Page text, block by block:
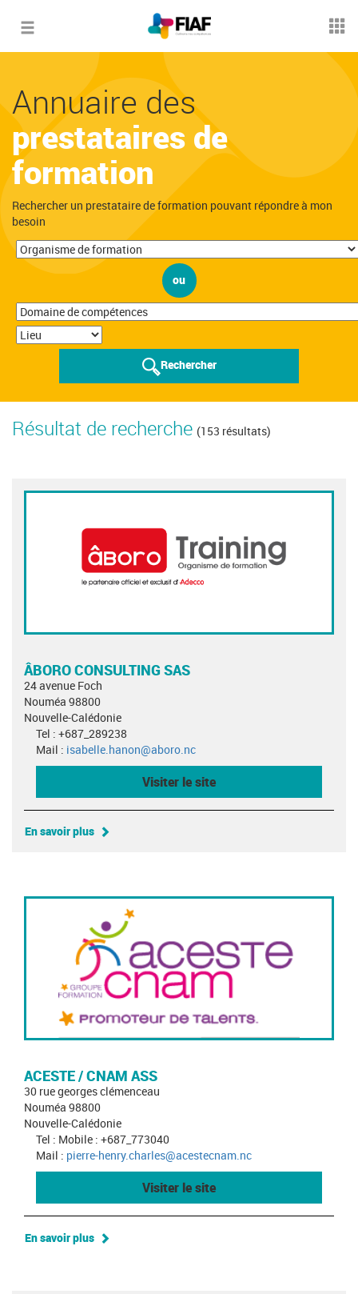
Toggle
Annuaire des
prestataires de
formation
Rechercher un prestataire de formation pouvant répondre à mon
besoin
ou
Rechercher
Résultat de recherche (153 résultats)
ÂBORO CONSULTING SAS
24 avenue Foch
Nouméa 98800
Nouvelle-Calédonie
Tel : +687_289238
Mail : isabelle.hanon@aboro.nc
Visiter le site
En savoir plus
ACESTE / CNAM ASS
30 rue georges clémenceau
Nouméa 98800
Nouvelle-Calédonie
Tel : Mobile : +687_773040
Mail : pierre-henry.charles@acestecnam.nc
Visiter le site
En savoir plus